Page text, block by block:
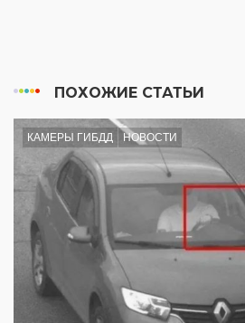
ПОХОЖИЕ СТАТЬИ
КАМЕРЫ ГИБДД НОВОСТИ